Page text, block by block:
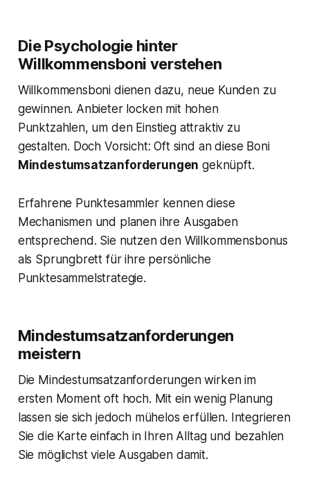
Die Psychologie hinter
Willkommensboni verstehen
Willkommensboni dienen dazu, neue Kunden zu
gewinnen. Anbieter locken mit hohen
Punktzahlen, um den Einstieg attraktiv zu
gestalten. Doch Vorsicht: Oft sind an diese Boni
Mindestumsatzanforderungen geknüpft.
Erfahrene Punktesammler kennen diese
Mechanismen und planen ihre Ausgaben
entsprechend. Sie nutzen den Willkommensbonus
als Sprungbrett für ihre persönliche
Punktesammelstrategie.
Mindestumsatzanforderungen
meistern
Die Mindestumsatzanforderungen wirken im
ersten Moment oft hoch. Mit ein wenig Planung
lassen sie sich jedoch mühelos erfüllen. Integrieren
Sie die Karte einfach in Ihren Alltag und bezahlen
Sie möglichst viele Ausgaben damit.